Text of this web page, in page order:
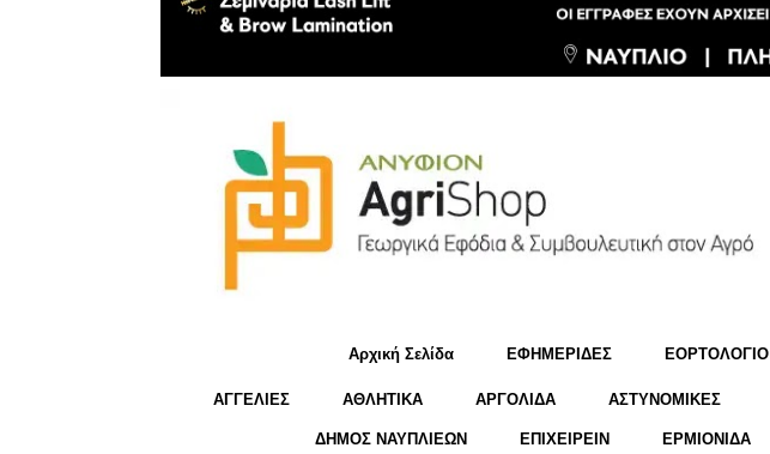
Αρχική Σελίδα ΕΦΗΜΕΡΙΔΕΣ ΕΟΡΤΟΛΟΓΙΟ
ΑΓΓΕΛΙΕΣ ΑΘΛΗΤΙΚΑ ΑΡΓΟΛΙΔΑ ΑΣΤΥΝΟΜΙΚΕΣ
ΔΗΜΟΣ ΝΑΥΠΛΙΕΩΝ ΕΠΙΧΕΙΡΕΙΝ ΕΡΜΙΟΝΙΔΑ